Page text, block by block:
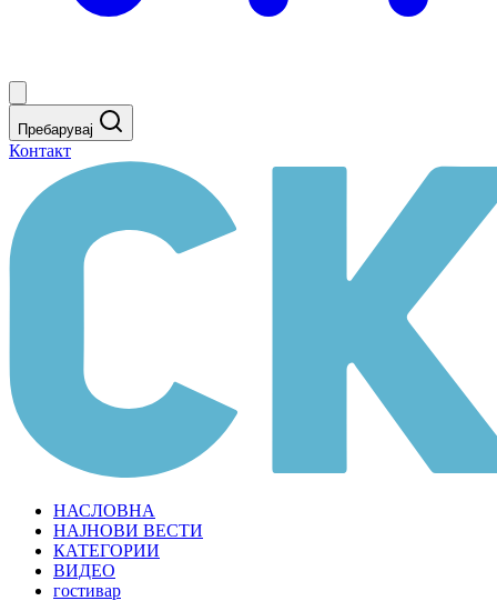
Пребарувај
Контакт
НАСЛОВНА
НАЈНОВИ ВЕСТИ
КАТЕГОРИИ
ВИДЕО
гостивар